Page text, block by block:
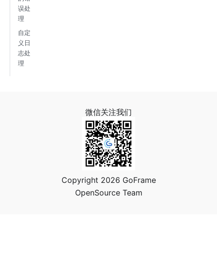
误处
理
自定
义日
志处
理
微信关注我们
Copyright 2026 GoFrame
OpenSource Team